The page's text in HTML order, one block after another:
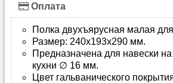
Оплата
Полка двухъярусная малая
Размер: 240х193х290 мм.
Предназначена для навески
кухни ∅ 16 мм.
Цвет гальванического